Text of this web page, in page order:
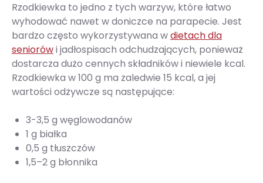
Rzodkiewka to jedno z tych warzyw, które łatwo
wyhodować nawet w doniczce na parapecie. Jest
bardzo często wykorzystywana wdietach dla
seniorówi jadłospisach odchudzających, ponieważ
dostarcza dużo cennych składników i niewiele kcal.
Rzodkiewka w 100 g ma zaledwie 15 kcal, a jej
wartości odżywcze są następujące:
3-3,5 g węglowodanów
1 g białka
0,5 g tłuszczów
1,5–2 g błonnika